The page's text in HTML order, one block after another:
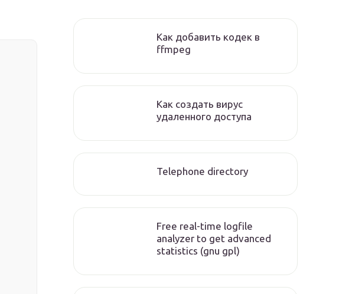
Как добавить кодек в
ffmpeg
Как создать вирус
удаленного доступа
Telephone directory
Free real-time logfile
analyzer to get advanced
statistics (gnu gpl)